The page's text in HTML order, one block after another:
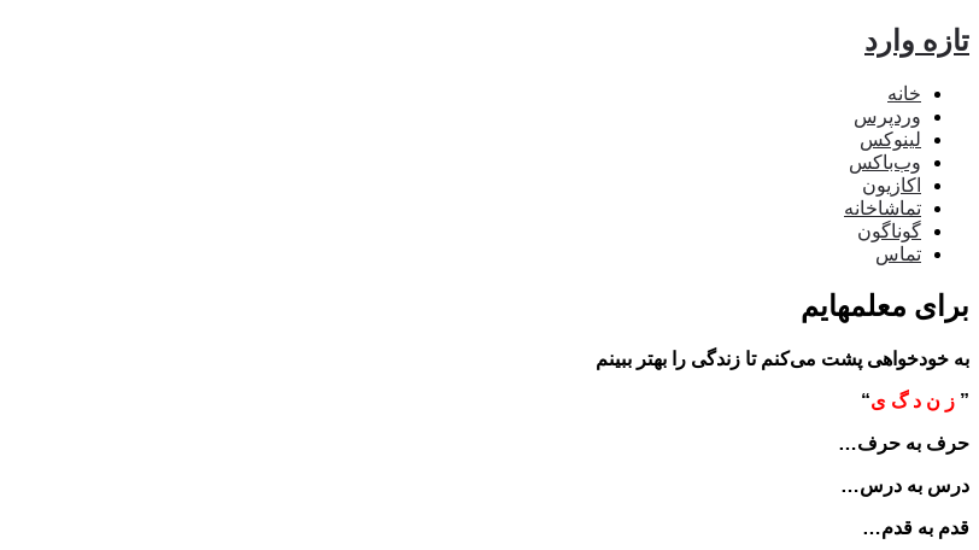
تازه وارد
خانه
وردپرس
لینوکس
وب‌باکس
اکازیون
تماشاخانه
گوناگون
تماس
برای معلمهایم
به خودخواهی پشت می‌کنم تا زندگی را بهتر ببینم
” ز ن د گ ی“
حرف به حرف…
درس به درس…
قدم به قدم…